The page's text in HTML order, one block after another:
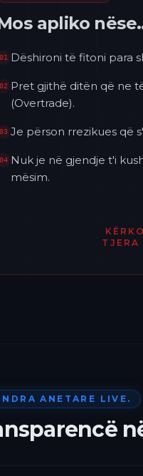
apliko
01 Dëshironi të fitoni para
02 Pret gjithë ditën që ne
(Overtrade).
03 Je përson rrezikues që
04 Nuk je në gjendje t'i
mësim.
TJERA
ANETARE LIVE.